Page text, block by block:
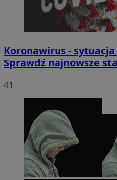
Koronawirus - sytuacja
Sprawdź najnowsze
41